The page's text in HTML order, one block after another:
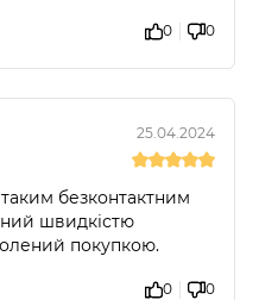
0 0
25.04.2024
безконтактним
швидкістю
покупкою.
0 0